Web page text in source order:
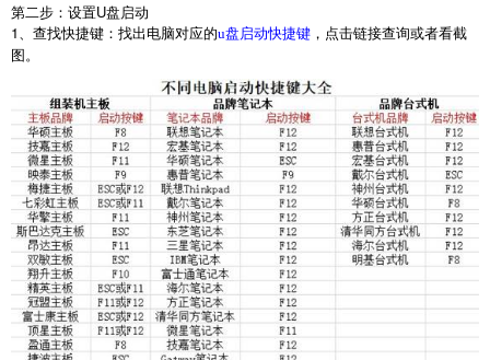
第二步：设置U盘启动
1、查找快捷键：找出电脑对应的u盘启动快捷键 ，点击链接查询或者看截
图。